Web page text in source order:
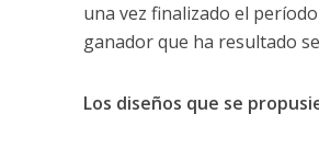
una vez finalizado el
ganador que ha resultado
Los diseños que se